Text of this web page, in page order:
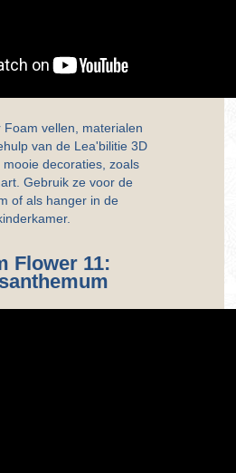
Foam vellen, materialen
van de Lea'bilitie 3D
decoraties, zoals
Gebruik ze voor de
of als hanger in de
Flower 11: